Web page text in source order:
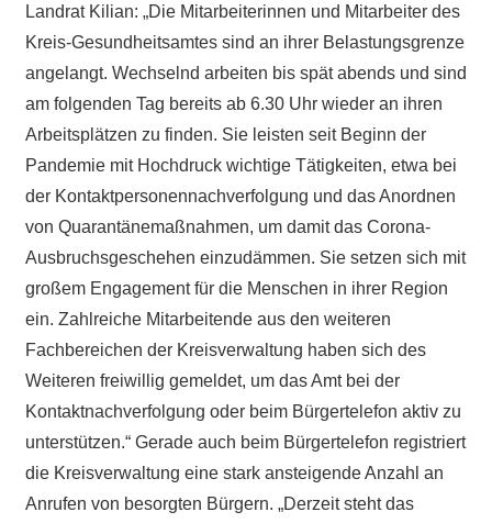
Landrat Kilian: „Die Mitarbeiterinnen und Mitarbeiter des
Kreis-Gesundheitsamtes sind an ihrer Belastungsgrenze
angelangt. Wechselnd arbeiten bis spät abends und sind
am folgenden Tag bereits ab 6.30 Uhr wieder an ihren
Arbeitsplätzen zu finden. Sie leisten seit Beginn der
Pandemie mit Hochdruck wichtige Tätigkeiten, etwa bei
der Kontaktpersonennachverfolgung und das Anordnen
von Quarantänemaßnahmen, um damit das Corona-
Ausbruchsgeschehen einzudämmen. Sie setzen sich mit
großem Engagement für die Menschen in ihrer Region
ein. Zahlreiche Mitarbeitende aus den weiteren
Fachbereichen der Kreisverwaltung haben sich des
Weiteren freiwillig gemeldet, um das Amt bei der
Kontaktnachverfolgung oder beim Bürgertelefon aktiv zu
unterstützen.“ Gerade auch beim Bürgertelefon registriert
die Kreisverwaltung eine stark ansteigende Anzahl an
Anrufen von besorgten Bürgern. „Derzeit steht das